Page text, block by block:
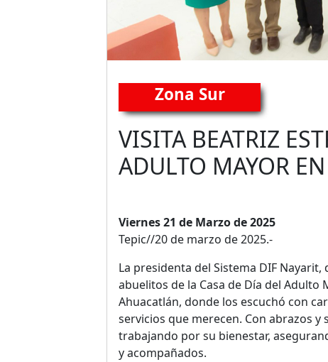
Zona Sur
VISITA BEATRIZ
ADULTO MAYOR
Viernes 21 de Marzo de 2025
Tepic//20 de marzo de 2025.-
La presidenta del Sistema DIF
abuelitos de la Casa de Día del Adulto
Ahuacatlán, donde los escuchó con
servicios que merecen. Con abrazos
trabajando por su bienestar,
y acompañados.